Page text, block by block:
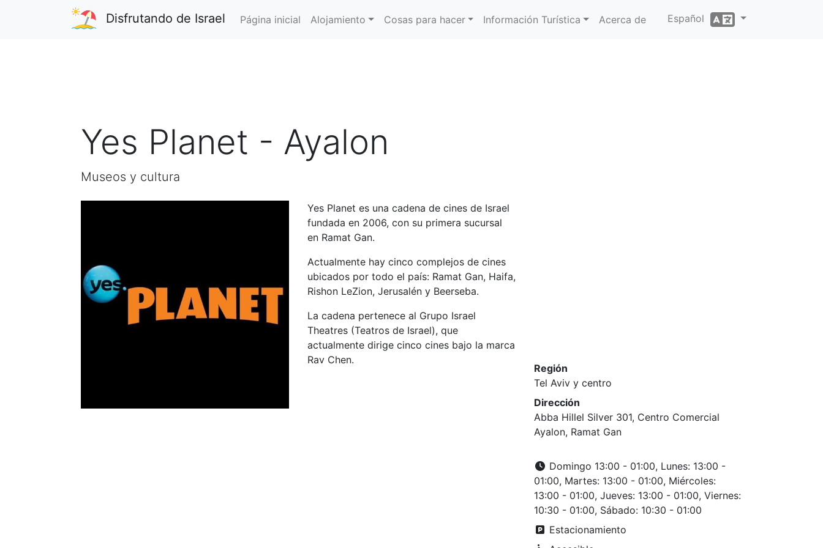
Disfrutando de Israel Página inicial Alojamiento Cosas para hacer Información Turística Acerca de Español
Yes Planet - Ayalon
Museos y cultura
Yes Planet es una cadena de cines de Israel
fundada en 2006, con su primera sucursal
en Ramat Gan.
Actualmente hay cinco complejos de cines
ubicados por todo el país: Ramat Gan, Haifa,
Rishon LeZion, Jerusalén y Beerseba.
La cadena pertenece al Grupo Israel
Theatres (Teatros de Israel), que
actualmente dirige cinco cines bajo la marca
Rav Chen.
Región
Tel Aviv y centro
Dirección
Abba Hillel Silver 301, Centro Comercial
Ayalon, Ramat Gan
Domingo 13:00 - 01:00, Lunes: 13:00 -
01:00, Martes: 13:00 - 01:00, Miércoles:
13:00 - 01:00, Jueves: 13:00 - 01:00, Viernes:
10:30 - 01:00, Sábado: 10:30 - 01:00
Estacionamiento